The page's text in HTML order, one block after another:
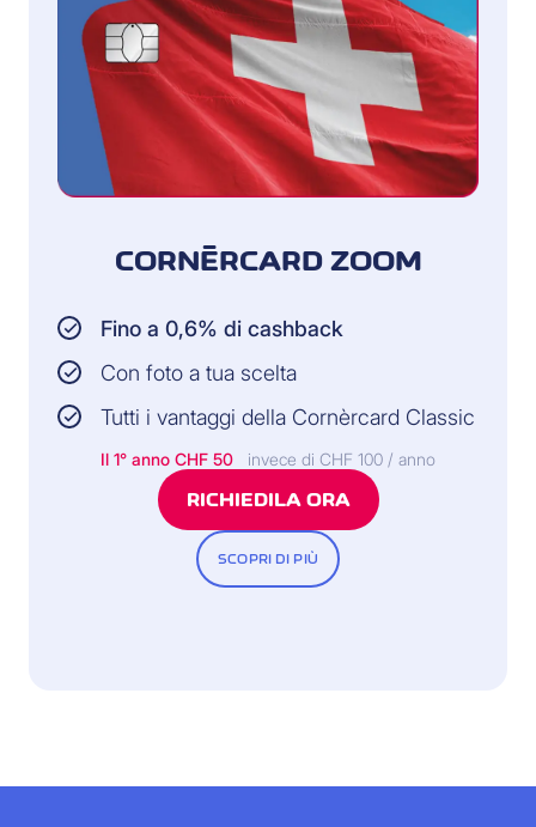
CORNÈRCARD ZOOM
Fino a 0,6% di cashback
Con foto a tua scelta
Tutti i vantaggi della Cornèrcard Classic
Il 1° anno CHF 50 invece di CHF 100 / anno
RICHIEDILA ORA
SCOPRI DI PIÙ